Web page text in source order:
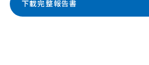
下載完整報告書